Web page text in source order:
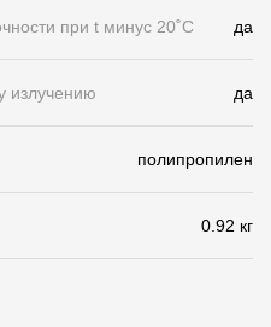
при t минус 20˚C да
излучению да
полипропилен
0.92 кг